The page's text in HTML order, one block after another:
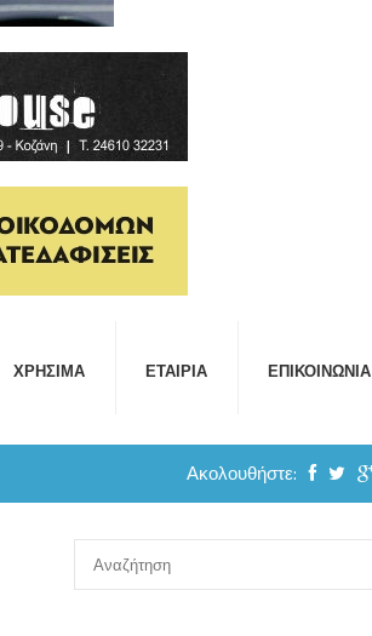
ΧΡΉΣΙΜΑ ΕΤΑΙΡΊΑ ΕΠΙΚΟΙΝΩΝΊΑ
Ακολουθήστε: